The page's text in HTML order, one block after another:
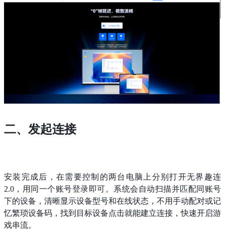
二、发起连接
安装完成后，在需要控制的两台电脑上分别打开无界趣连
2.0，用同一个账号登录即可。系统会自动扫描并匹配同账号
下的设备，清晰显示设备型号和在线状态，不用手动配对或记
忆繁琐设备码，找到目标设备点击就能建立连接，快速开启游
戏串流。